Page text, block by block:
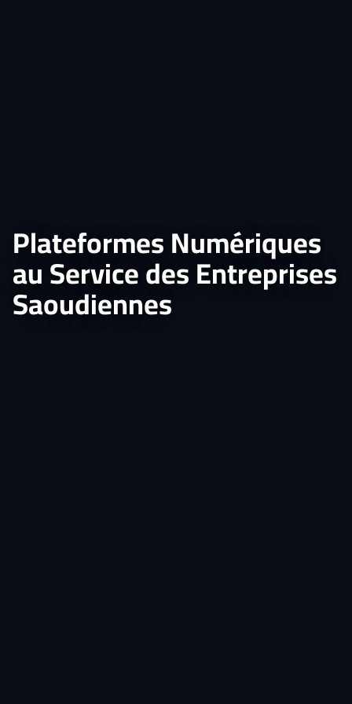
Plateformes Numériques
au Service des Entreprises
Saoudiennes